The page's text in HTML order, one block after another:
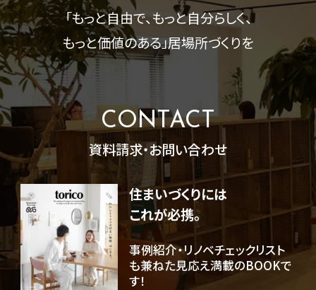
「もっと自由で、もっと自分らしく、
もっと価値のある」居場所づくりを
CONTACT
資料請求・お問い合わせ
住まいづくりには
これが必携。
事例紹介・リノベチェックリスト
も兼ねた見応え満載のBOOKで
す！